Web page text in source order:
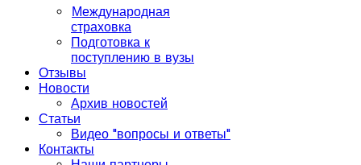
Международная
страховка
Подготовка к
поступлению в вузы
Отзывы
Новости
Архив новостей
Статьи
Видео "вопросы и ответы"
Контакты